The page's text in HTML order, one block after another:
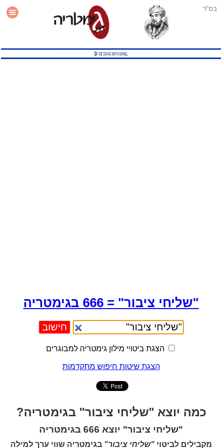
בס"ד
עזרה
"שליחי ציבור" = 666 בגימטריה
הצגת ביטויי מילון גימטריה למבוגרים
הצגת שיטות חיפוש מתקדמות
כמה יוצא "שליחי ציבור" בגימטריה?
"שליחי ציבור" יוצא 666 בגימטריה
מקבילים לביטוי"שליחי ציבור" בגימטריה שווי ערך למילה